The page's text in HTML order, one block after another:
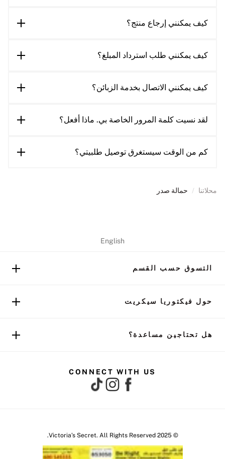
كيف يمكنني إرجاع منتج؟
كيف يمكنني طلب استرداد المبلغ؟
كيف يمكنني الاتصال بخدمة الزبائن؟
لقد نسيت كلمة المرور الخاصة بي. ماذا أفعل؟
كم من الوقت سيستغرق توصيل طلبيتي؟
محلاتنا / حمالة صدر
English
التسوق حسب القسم
حول فيكتوريا سيكريت
هل تحتاجين مساعدة؟
CONNECT WITH US
© 2025 Victoria’s Secret. All Rights Reserved.